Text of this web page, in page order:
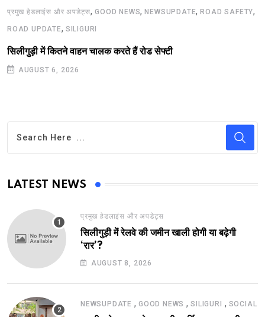
प्रमुख हेडलाइंस और अपडेट्स,GOOD NEWS,NEWSUPDATE,ROAD SAFETY,
ROAD UPDATE, SILIGURI
सिलीगुड़ी में कितने वाहन चालक करते हैं रोड सेफ्टी
AUGUST 6, 2026
LATEST NEWS
प्रमुख हेडलाइंस और अपडेट्स
सिलीगुड़ी में रेलवे की जमीन खाली होगी या बढ़ेगी
‘रार’?
AUGUST 8, 2026
NEWSUPDATE , GOOD NEWS ,SILIGURI , SOCIAL